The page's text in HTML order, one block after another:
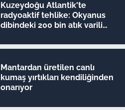
Kuzeydoğu Atlantik'te
radyoaktif tehlike: Okyanus
dibindeki 200 bin atık varili
Mantardan üretilen canlı
kumaş yırtıkları kendiliğinden
onarıyor